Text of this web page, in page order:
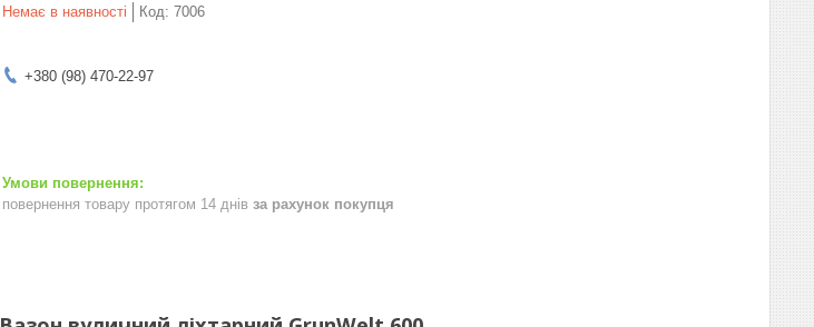
Немає в наявності Код: 7006
+380 (98) 470-22-97
повернення товару протягом 14 днів за рахунок покупця